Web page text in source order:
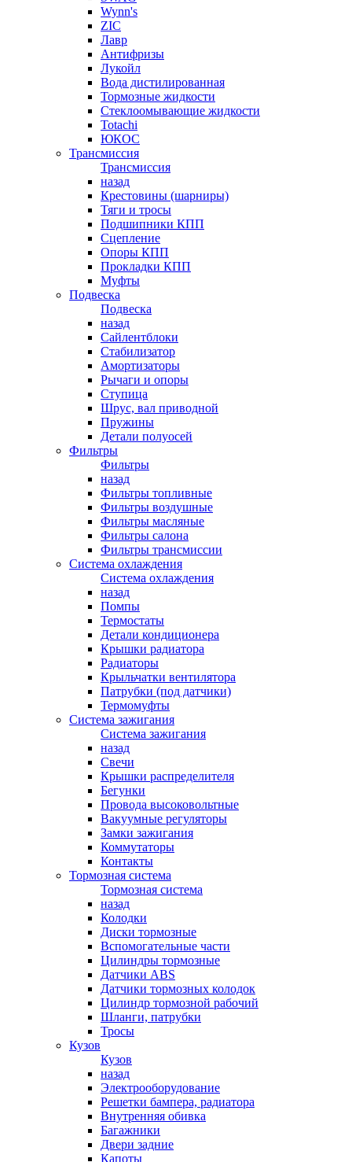
Wynn's
ZIC
Лавр
Антифризы
Лукойл
Вода дистилированная
Тормозные жидкости
Стеклоомывающие жидкости
Totachi
ЮКОС
Трансмиссия
Трансмиссия
назад
Крестовины (шарниры)
Тяги и тросы
Подшипники КПП
Сцепление
Опоры КПП
Прокладки КПП
Муфты
Подвеска
Подвеска
назад
Сайлентблоки
Стабилизатор
Амортизаторы
Рычаги и опоры
Ступица
Шрус, вал приводной
Пружины
Детали полуосей
Фильтры
Фильтры
назад
Фильтры топливные
Фильтры воздушные
Фильтры масляные
Фильтры салона
Фильтры трансмиссии
Система охлаждения
Система охлаждения
назад
Помпы
Термостаты
Детали кондиционера
Крышки радиатора
Радиаторы
Крыльчатки вентилятора
Патрубки (под датчики)
Термомуфты
Система зажигания
Система зажигания
назад
Свечи
Крышки распределителя
Бегунки
Провода высоковольтные
Вакуумные регуляторы
Замки зажигания
Коммутаторы
Контакты
Тормозная система
Тормозная система
назад
Колодки
Диски тормозные
Вспомогательные части
Цилиндры тормозные
Датчики ABS
Датчики тормозных колодок
Цилиндр тормозной рабочий
Шланги, патрубки
Тросы
Кузов
Кузов
назад
Электрооборудование
Решетки бампера, радиатора
Внутренняя обивка
Багажники
Двери задние
Капоты